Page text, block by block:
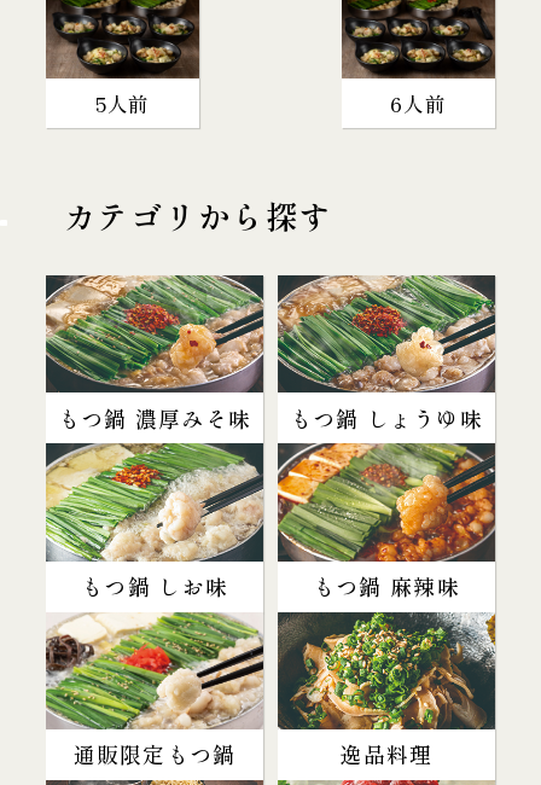
5人前 6人前
カテゴリから探す
もつ鍋 濃厚みそ味 もつ鍋 しょうゆ味
もつ鍋 しお味 もつ鍋 麻辣味
通販限定もつ鍋 逸品料理